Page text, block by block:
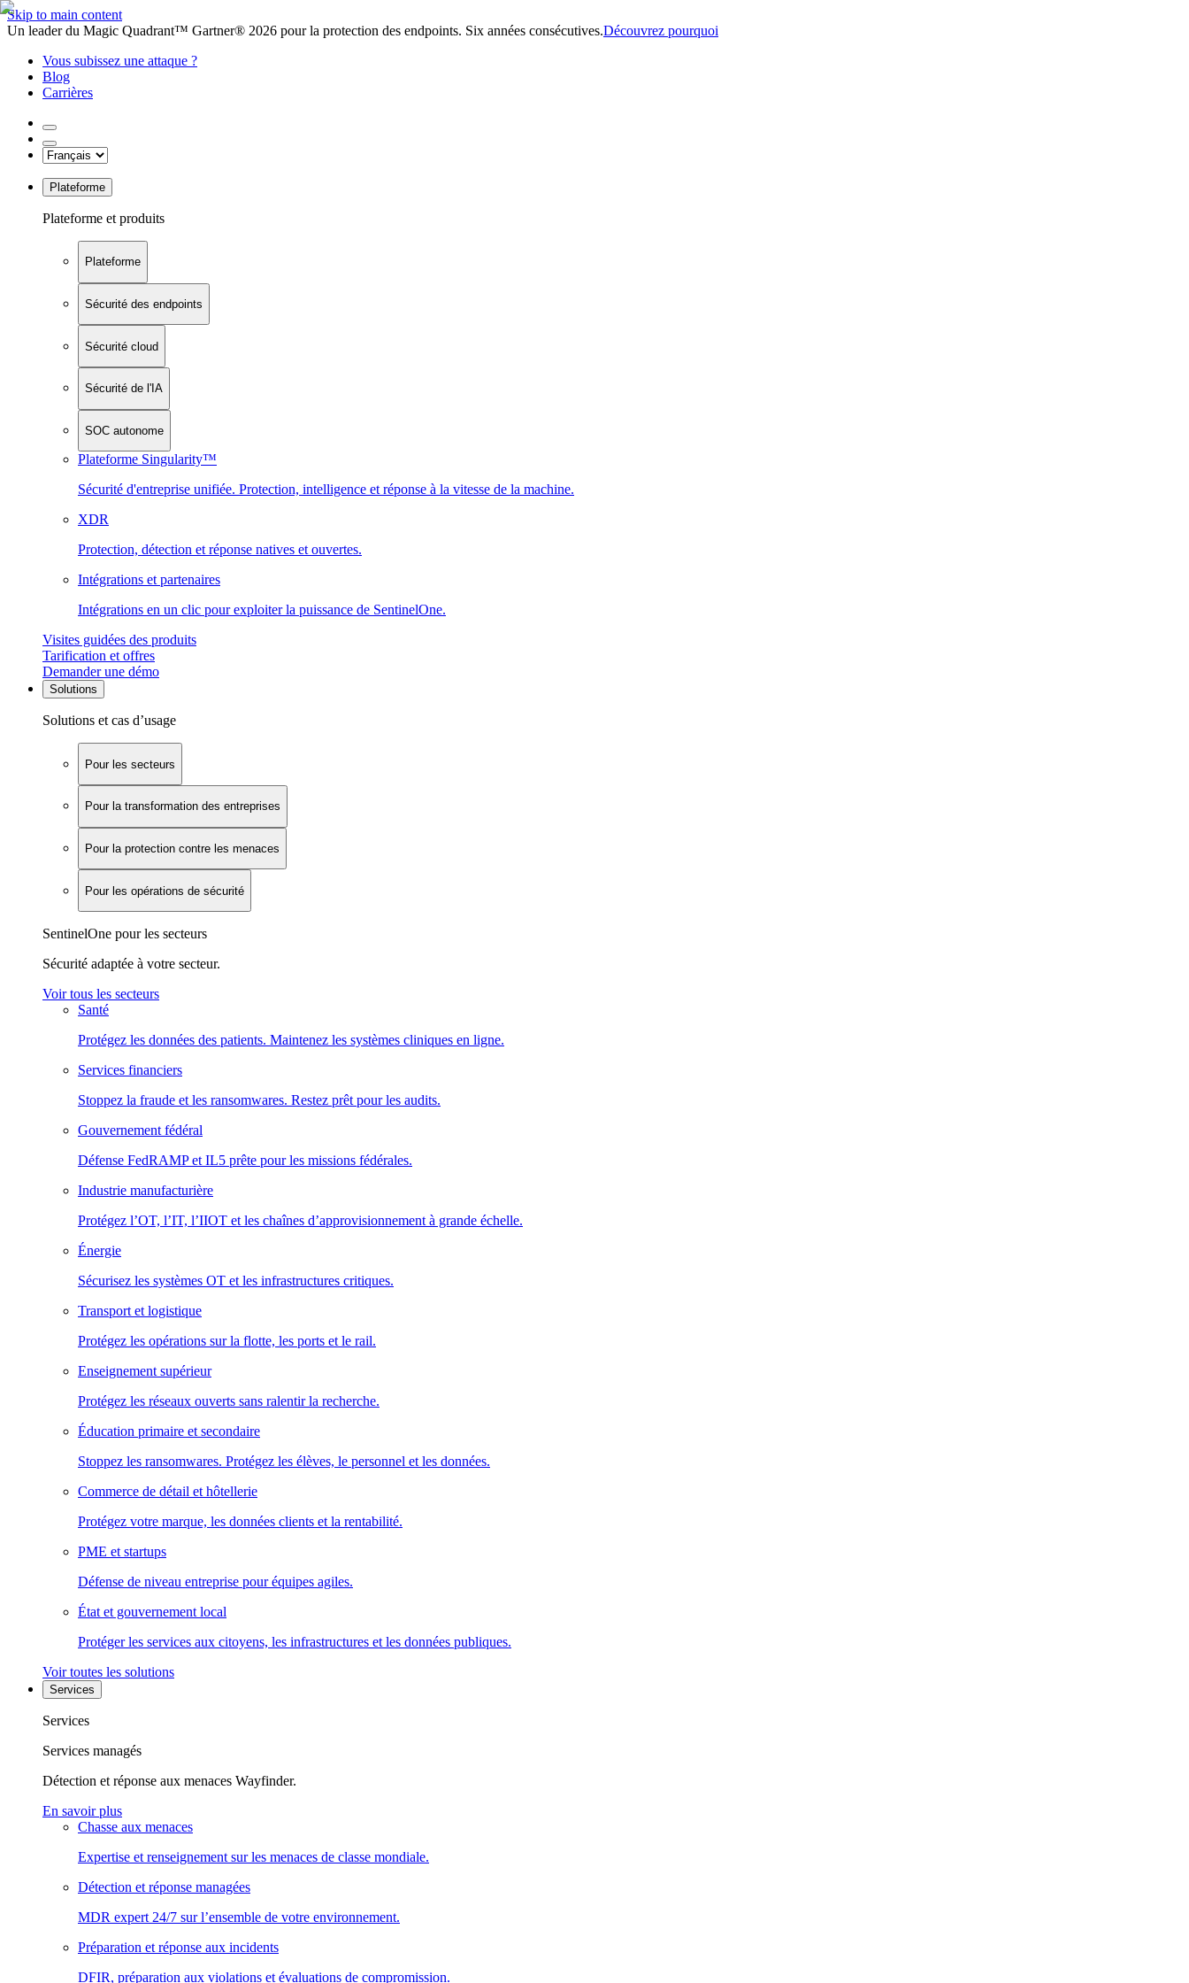
Skip to main content
Un leader du Magic Quadrant™ Gartner® 2026 pour la protection des endpoints. Six années consécutives.Découvrez pourquoi
Vous subissez une attaque ?
Blog
Carrières
Plateforme
Plateforme et produits
Plateforme
Sécurité des endpoints
Sécurité cloud
Sécurité de l'IA
SOC autonome
Plateforme Singularity™
Sécurité d'entreprise unifiée. Protection, intelligence et réponse à la vitesse de la machine.
XDR
Protection, détection et réponse natives et ouvertes.
Intégrations et partenaires
Intégrations en un clic pour exploiter la puissance de SentinelOne.
Visites guidées des produits
Tarification et offres
Demander une démo
Solutions
Solutions et cas d’usage
Pour les secteurs
Pour la transformation des entreprises
Pour la protection contre les menaces
Pour les opérations de sécurité
SentinelOne pour les secteurs
Sécurité adaptée à votre secteur.
Voir tous les secteurs
Santé
Protégez les données des patients. Maintenez les systèmes cliniques en ligne.
Services financiers
Stoppez la fraude et les ransomwares. Restez prêt pour les audits.
Gouvernement fédéral
Défense FedRAMP et IL5 prête pour les missions fédérales.
Industrie manufacturière
Protégez l’OT, l’IT, l’IIOT et les chaînes d’approvisionnement à grande échelle.
Énergie
Sécurisez les systèmes OT et les infrastructures critiques.
Transport et logistique
Protégez les opérations sur la flotte, les ports et le rail.
Enseignement supérieur
Protégez les réseaux ouverts sans ralentir la recherche.
Éducation primaire et secondaire
Stoppez les ransomwares. Protégez les élèves, le personnel et les données.
Commerce de détail et hôtellerie
Protégez votre marque, les données clients et la rentabilité.
PME et startups
Défense de niveau entreprise pour équipes agiles.
État et gouvernement local
Protéger les services aux citoyens, les infrastructures et les données publiques.
Voir toutes les solutions
Services
Services
Services managés
Détection et réponse aux menaces Wayfinder.
En savoir plus
Chasse aux menaces
Expertise et renseignement sur les menaces de classe mondiale.
Détection et réponse managées
MDR expert 24/7 sur l’ensemble de votre environnement.
Préparation et réponse aux incidents
DFIR, préparation aux violations et évaluations de compromission.